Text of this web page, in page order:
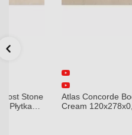
Atlas Concorde Boost Stone
Cream 120x278x0,6 Płytka